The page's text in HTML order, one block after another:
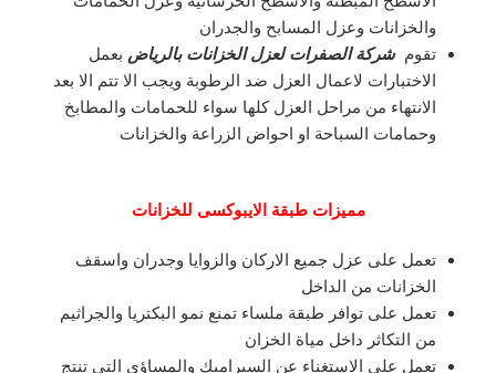
والخزانات وعزل المسابح والجدران
تقومشركة الصفرات لعزل الخزانات بالرياض بعمل
الاختبارات لاعمال العزل ضد الرطوبة ويجب الا تتم الا بعد
الانتهاء من مراحل العزل كلها سواء للحمامات والمطابخ
وحمامات السباحة او احواض الزراعة والخزانات
مميزات طبقة الايبوكسى للخزانات
تعمل على عزل جميع الاركان والزوايا وجدران واسقف
الخزانات من الداخل
تعمل على توافر طبقة ملساء تمنع نمو البكتريا والجراثيم
من التكاثر داخل مياة الخزان
تعمل على الاستغناء عن السيراميك والمساؤى التى تنتج